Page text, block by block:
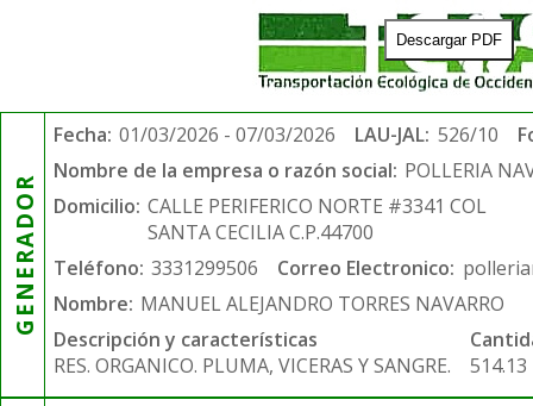
Descargar PDF
GENERADOR
Fecha: 01/03/2026 - 07/03/2026 LAU-JAL: 526/10
Nombre de la empresa o razón social: POLLERIA
Domicilio: CALLE PERIFERICO NORTE #3341 COL
SANTA CECILIA C.P.44700
Teléfono: 3331299506 Correo Electronico:
Nombre: MANUEL ALEJANDRO TORRES NAVARRO
Descripción y características
RES. ORGANICO. PLUMA, VICERAS Y SANGRE.
514.13